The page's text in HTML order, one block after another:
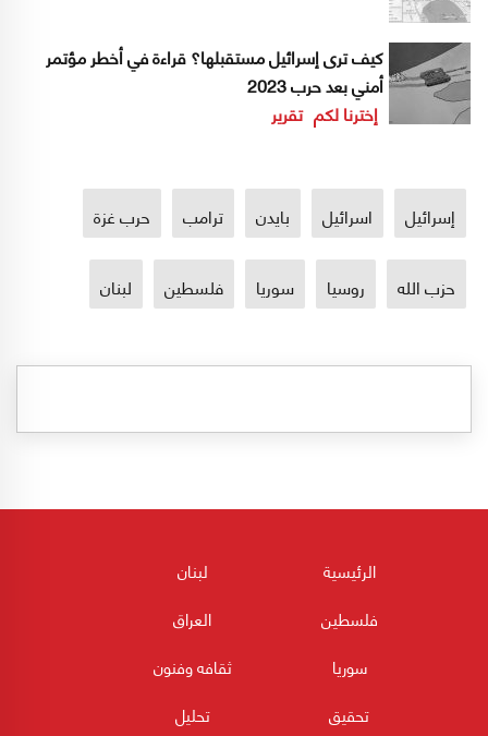
كيف ترى إسرائيل مستقبلها؟ قراءة في أخطر مؤتمر
أمني بعد حرب 2023
إخترنا لكم تقرير
إسرائيل اسرائيل بايدن ترامب حرب غزة
حزب الله روسيا سوريا فلسطين لبنان
الرئيسية
لبنان
فلسطين
العراق
سوريا
ثقافه وفنون
تحقيق
تحليل